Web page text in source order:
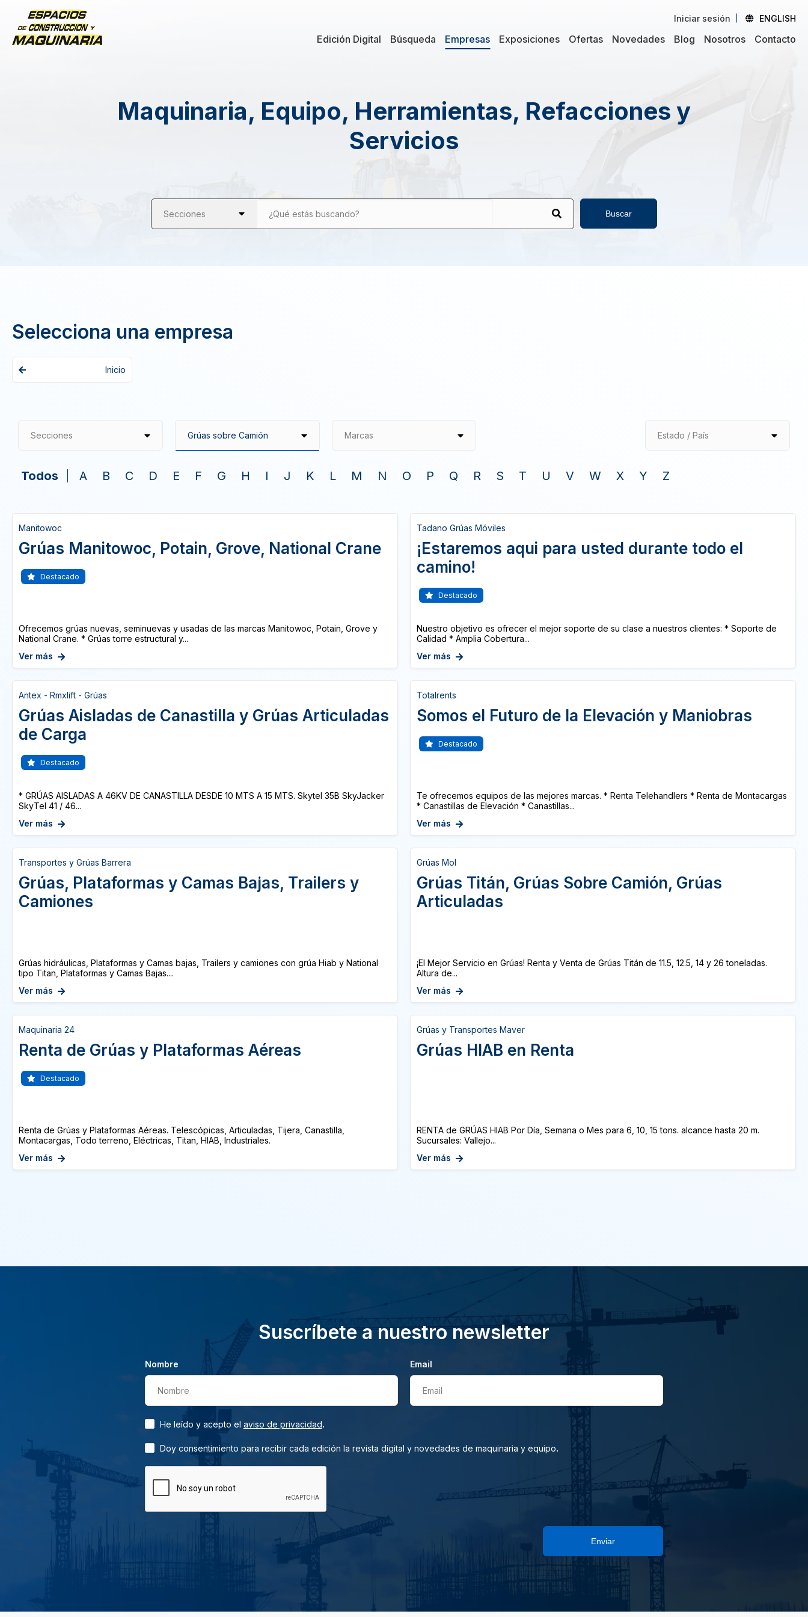
Iniciar sesión ENGLISH
Edición Digital Búsqueda Empresas Exposiciones Ofertas Novedades Blog Nosotros Contacto
Maquinaria, Equipo, Herramientas, Refacciones y
Servicios
Secciones ¿Qué estás buscando? Buscar
Selecciona una empresa
Inicio
Secciones Marcas Estado / País
Todos A B C D E F G H I J K L M N O P Q R S T U V W X Y Z
Manitowoc
Grúas Manitowoc, Potain, Grove, National Crane
Destacado
Ofrecemos grúas nuevas, seminuevas y usadas de las marcas Manitowoc, Potain, Grove y
National Crane. * Grúas torre estructural y...
Ver más
Tadano Grúas Móviles
¡Estaremos aqui para usted durante todo el
camino!
Destacado
Nuestro objetivo es ofrecer el mejor soporte de su clase a nuestros clientes: * Soporte de
Calidad * Amplia Cobertura...
Ver más
Antex - Rmxlift - Grúas
Grúas Aisladas de Canastilla y Grúas Articuladas
de Carga
Destacado
* GRÚAS AISLADAS A 46KV DE CANASTILLA DESDE 10 MTS A 15 MTS. Skytel 35B SkyJacker
SkyTel 41 / 46...
Ver más
Totalrents
Somos el Futuro de la Elevación y Maniobras
Destacado
Te ofrecemos equipos de las mejores marcas. * Renta Telehandlers * Renta de Montacargas
* Canastillas de Elevación * Canastillas...
Ver más
Transportes y Grúas Barrera
Grúas, Plataformas y Camas Bajas, Trailers y
Camiones
Grúas hidráulicas, Plataformas y Camas bajas, Trailers y camiones con grúa Hiab y National
tipo Titan, Plataformas y Camas Bajas....
Ver más
Grúas Mol
Grúas Titán, Grúas Sobre Camión, Grúas
Articuladas
¡El Mejor Servicio en Grúas! Renta y Venta de Grúas Titán de 11.5, 12.5, 14 y 26 toneladas.
Altura de...
Ver más
Maquinaria 24
Renta de Grúas y Plataformas Aéreas
Destacado
Renta de Grúas y Plataformas Aéreas. Telescópicas, Articuladas, Tijera, Canastilla,
Montacargas, Todo terreno, Eléctricas, Titan, HIAB, Industriales.
Ver más
Grúas y Transportes Maver
Grúas HIAB en Renta
RENTA de GRÚAS HIAB Por Día, Semana o Mes para 6, 10, 15 tons. alcance hasta 20 m.
Sucursales: Vallejo...
Ver más
Suscríbete a nuestro newsletter
Nombre
Nombre
Email
Email
He leído y acepto el aviso de privacidad.
Doy consentimiento para recibir cada edición la revista digital y novedades de maquinaria y equipo.
Enviar